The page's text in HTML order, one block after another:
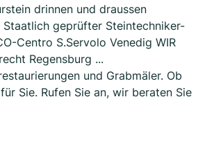
drinnen und draussen
geprüfter Steintechniker-
Centro S.Servolo Venedig WIR
Regensburg ...
und Grabmäler. Ob
Sie. Rufen Sie an, wir beraten Sie